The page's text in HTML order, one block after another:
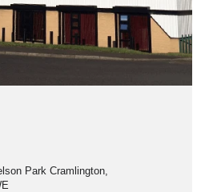
Park Cramlington,